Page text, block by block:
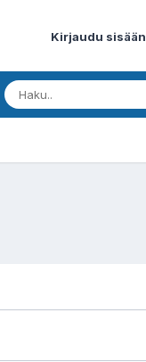
Kirjaudu sisään